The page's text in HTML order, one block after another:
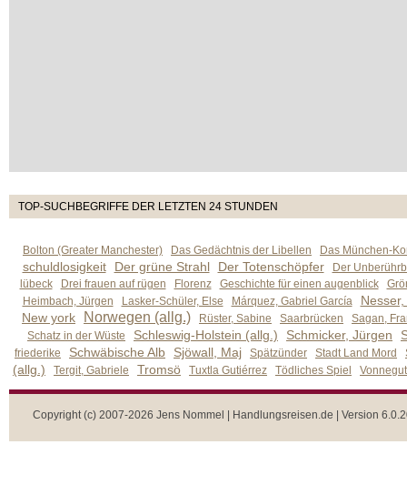
TOP-SUCHBEGRIFFE DER LETZTEN 24 STUNDEN
Bolton (Greater Manchester) Das Gedächtnis der Libellen Das München-
schuldlosigkeit Der grüne Strahl Der Totenschöpfer
Der
lübeck
Drei frauen auf rügen Florenz Geschichte für einen augenblick
Heimbach, Jürgen
Lasker-Schüler, Else Márquez, Gabriel García
New york
Norwegen (allg.) Rüster, Sabine Saarbrücken
Sagan,
Schatz in der Wüste
Schleswig-Holstein (allg.) Schmicker, Jürgen
friederike Schwäbische Alb Sjöwall, Maj Spätzünder Stadt Land Mord
(allg.) Tergit, Gabriele Tromsö Tuxtla Gutiérrez Tödliches Spiel
Copyright (c) 2007-2026 Jens Nommel | Handlungsreisen.de | Version